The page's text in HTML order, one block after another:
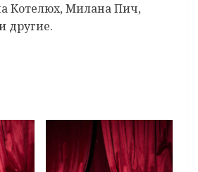
Котелюх, Милана Пич,
другие.